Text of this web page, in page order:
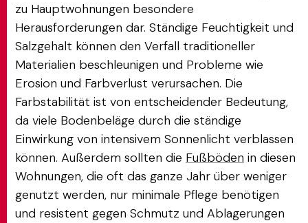
zu Hauptwohnungen besondere
Herausforderungen dar. Ständige Feuchtigkeit und
Salzgehalt können den Verfall traditioneller
Materialien beschleunigen und Probleme wie
Erosion und Farbverlust verursachen. Die
Farbstabilität ist von entscheidender Bedeutung,
da viele Bodenbeläge durch die ständige
Einwirkung von intensivem Sonnenlicht verblassen
können. Außerdem sollten die Fußböden in diesen
Wohnungen, die oft das ganze Jahr über weniger
genutzt werden, nur minimale Pflege benötigen
und resistent gegen Schmutz und Ablagerungen